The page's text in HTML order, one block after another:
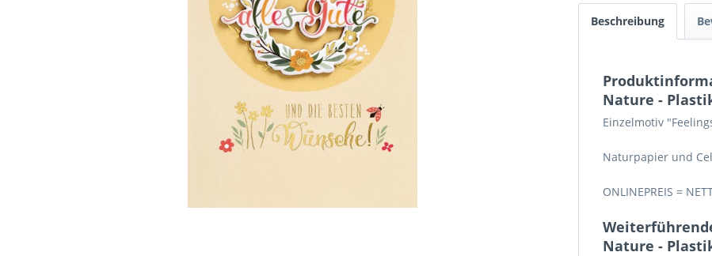
Beschreibung
Nature -
Einzelmotiv
Naturpapier und
ONLINEPREIS =
Nature -